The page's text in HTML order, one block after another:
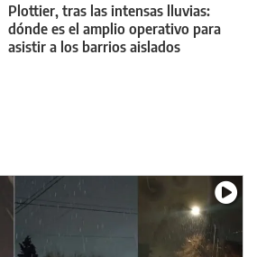
Plottier, tras las intensas lluvias:
dónde es el amplio operativo para
asistir a los barrios aislados